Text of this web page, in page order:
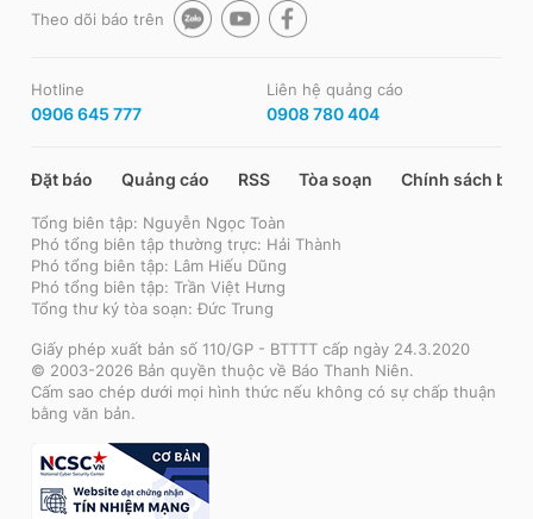
Theo dõi báo trên
Hotline
0906 645 777
Liên hệ quảng cáo
0908 780 404
Đặt báo Quảng cáo RSS Tòa soạn Chính sách bảo
Tổng biên tập: Nguyễn Ngọc Toàn
Phó tổng biên tập thường trực: Hải Thành
Phó tổng biên tập: Lâm Hiếu Dũng
Phó tổng biên tập: Trần Việt Hưng
Tổng thư ký tòa soạn: Đức Trung
Giấy phép xuất bản số 110/GP - BTTTT cấp ngày 24.3.2020
© 2003-2026 Bản quyền thuộc về Báo Thanh Niên.
Cấm sao chép dưới mọi hình thức nếu không có sự chấp thuận
bằng văn bản.